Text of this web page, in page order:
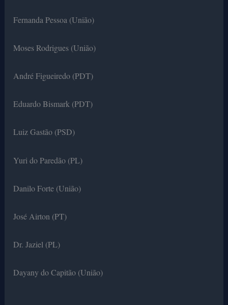
Fernanda Pessoa (União)
Moses Rodrigues (União)
André Figueiredo (PDT)
Eduardo Bismark (PDT)
Luiz Gastão (PSD)
Yuri do Paredão (PL)
Danilo Forte (União)
José Airton (PT)
Dr. Jaziel (PL)
Dayany do Capitão (União)